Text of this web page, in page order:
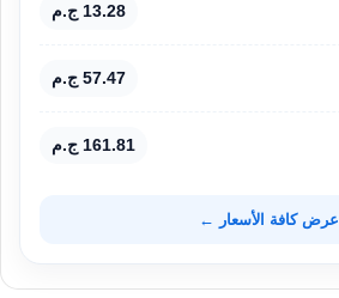
13.28 ج.م
57.47 ج.م
161.81 ج.م
عرض كافة الأسعار ←